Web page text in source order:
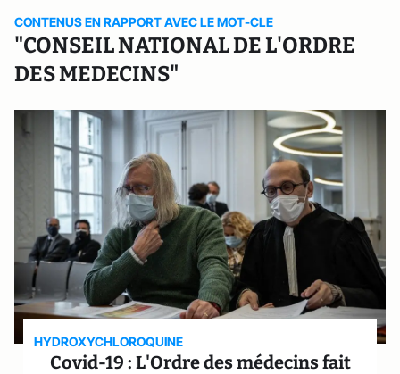
CONTENUS EN RAPPORT AVEC LE MOT-CLE
"CONSEIL NATIONAL DE L'ORDRE
DES MEDECINS"
HYDROXYCHLOROQUINE
Covid-19 : L'Ordre des médecins fait